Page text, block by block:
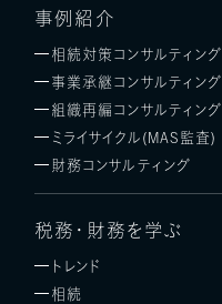
事例紹介
相続対策コンサルティング
事業承継コンサルティング
組織再編コンサルティング
ミライサイクル(MAS監査)
財務コンサルティング
税務・財務を学ぶ
トレンド
相続